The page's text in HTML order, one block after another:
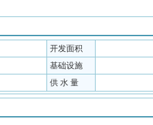
开发面积
基础设施
供 水 量